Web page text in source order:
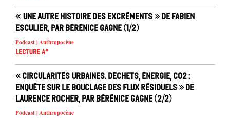
« Une autre histoire des excréments » de Fabien
Esculier, par Bérénice Gagne (1/2)
Podcast | Anthropocène
Lecture A°
« Circularités urbaines. Déchets, énergie, CO2 :
enquête sur le bouclage des flux résiduels » de
Laurence Rocher, par Bérénice Gagne (2/2)
Podcast | Anthropocène